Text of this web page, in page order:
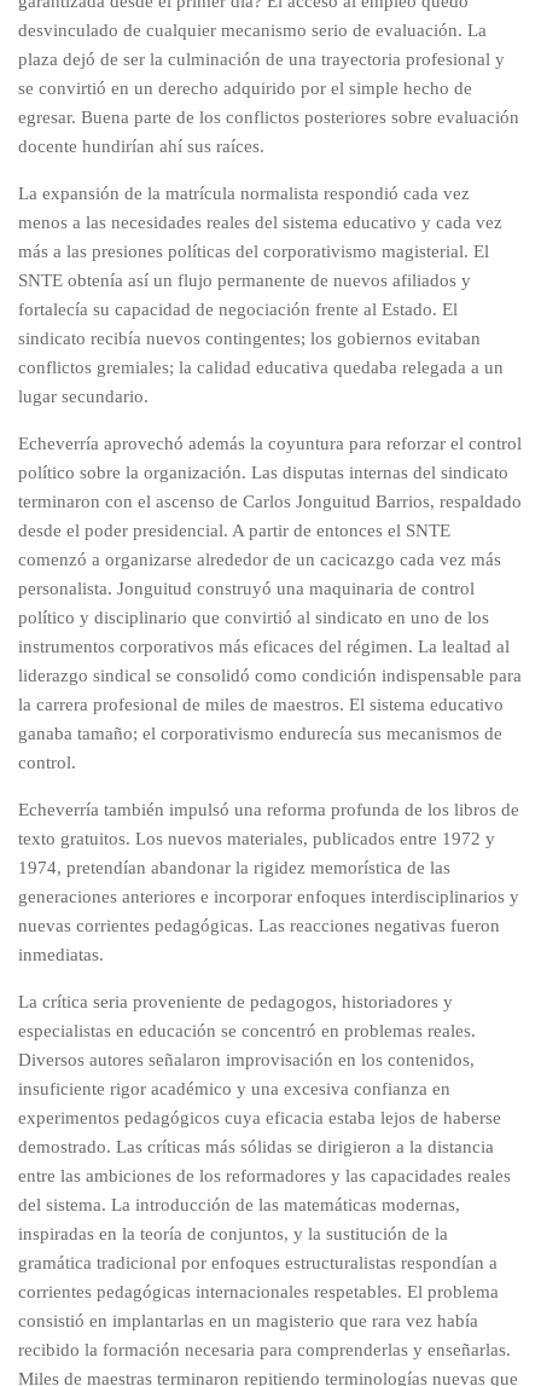
desvinculado de cualquier mecanismo serio de evaluación. La
plaza dejó de ser la culminación de una trayectoria profesional y
se convirtió en un derecho adquirido por el simple hecho de
egresar. Buena parte de los conflictos posteriores sobre evaluación
docente hundirían ahí sus raíces.
La expansión de la matrícula normalista respondió cada vez
menos a las necesidades reales del sistema educativo y cada vez
más a las presiones políticas del corporativismo magisterial. El
SNTE obtenía así un flujo permanente de nuevos afiliados y
fortalecía su capacidad de negociación frente al Estado. El
sindicato recibía nuevos contingentes; los gobiernos evitaban
conflictos gremiales; la calidad educativa quedaba relegada a un
lugar secundario.
Echeverría aprovechó además la coyuntura para reforzar el control
político sobre la organización. Las disputas internas del sindicato
terminaron con el ascenso de Carlos Jonguitud Barrios, respaldado
desde el poder presidencial. A partir de entonces el SNTE
comenzó a organizarse alrededor de un cacicazgo cada vez más
personalista. Jonguitud construyó una maquinaria de control
político y disciplinario que convirtió al sindicato en uno de los
instrumentos corporativos más eficaces del régimen. La lealtad al
liderazgo sindical se consolidó como condición indispensable para
la carrera profesional de miles de maestros. El sistema educativo
ganaba tamaño; el corporativismo endurecía sus mecanismos de
control.
Echeverría también impulsó una reforma profunda de los libros de
texto gratuitos. Los nuevos materiales, publicados entre 1972 y
1974, pretendían abandonar la rigidez memorística de las
generaciones anteriores e incorporar enfoques interdisciplinarios y
nuevas corrientes pedagógicas. Las reacciones negativas fueron
inmediatas.
La crítica seria proveniente de pedagogos, historiadores y
especialistas en educación se concentró en problemas reales.
Diversos autores señalaron improvisación en los contenidos,
insuficiente rigor académico y una excesiva confianza en
experimentos pedagógicos cuya eficacia estaba lejos de haberse
demostrado. Las críticas más sólidas se dirigieron a la distancia
entre las ambiciones de los reformadores y las capacidades reales
del sistema. La introducción de las matemáticas modernas,
inspiradas en la teoría de conjuntos, y la sustitución de la
gramática tradicional por enfoques estructuralistas respondían a
corrientes pedagógicas internacionales respetables. El problema
consistió en implantarlas en un magisterio que rara vez había
recibido la formación necesaria para comprenderlas y enseñarlas.
Miles de maestras terminaron repitiendo terminologías nuevas que